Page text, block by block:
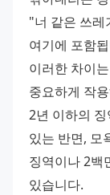
"너 같은 쓰레
여기에 포함
이러한 차이
중요하게 작
2년 이하의
있는 반면, 모
징역이나 2백
있습니다.